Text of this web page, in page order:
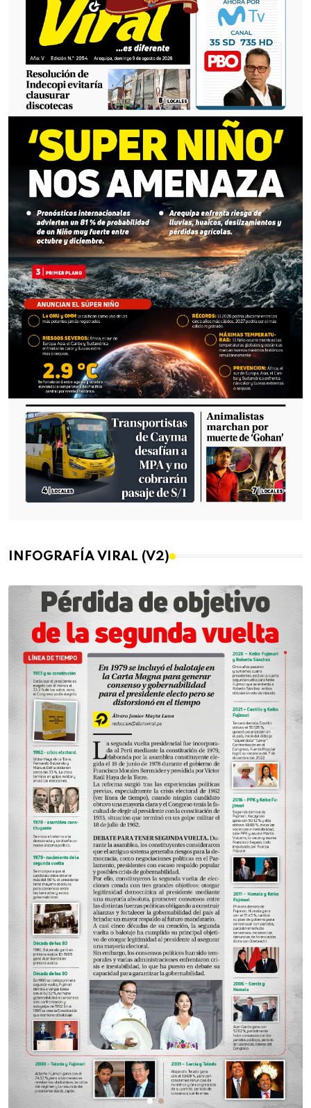
INFOGRAFÍA VIRAL (V2)